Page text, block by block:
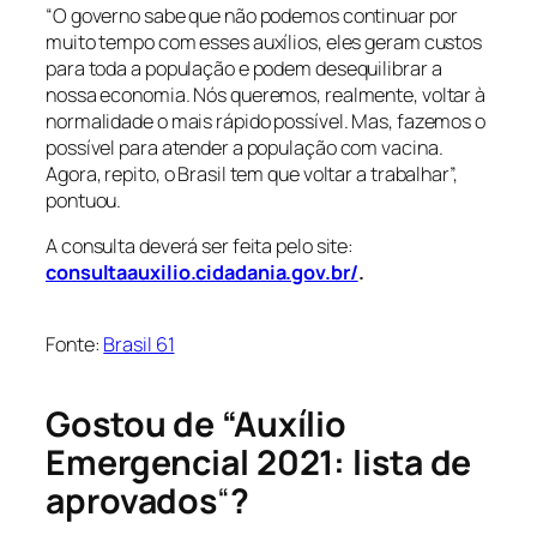
“O governo sabe que não podemos continuar por
muito tempo com esses auxílios, eles geram custos
para toda a população e podem desequilibrar a
nossa economia. Nós queremos, realmente, voltar à
normalidade o mais rápido possível. Mas, fazemos o
possível para atender a população com vacina.
Agora, repito, o Brasil tem que voltar a trabalhar”,
pontuou.
A consulta deverá ser feita pelo site:
consultaauxilio.cidadania.gov.br/.
Fonte: Brasil 61
Gostou de “Auxílio
Emergencial 2021: lista de
aprovados“?